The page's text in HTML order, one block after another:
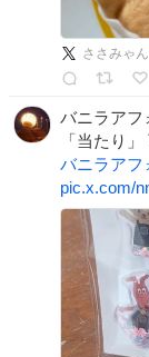
ささみゃ
バニラアフ
「当たり
バニラアフ
pic.x.com/